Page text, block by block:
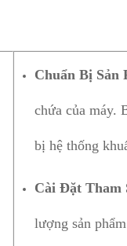
Chuẩn Bị Sản
chứa của máy.
bị hệ thống
Cài Đặt Tham
lượng sản